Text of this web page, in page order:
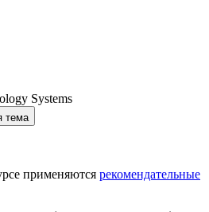
Systems
тема
применяются рекомендательные